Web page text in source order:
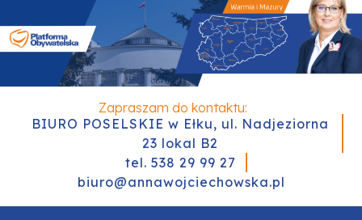
Zapraszam do kontaktu:
BIURO POSELSKIE w Ełku, ul. Nadjeziorna
23 lokal B2
tel. 538 29 99 27
biuro@annawojciechowska.pl